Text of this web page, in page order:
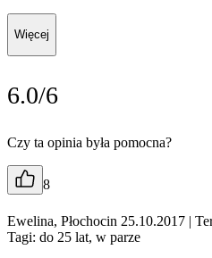
Więcej
6.0/6
Czy ta opinia była pomocna?
8
Ewelina, Płochocin 25.10.2017 |
Tagi: do 25 lat, w parze